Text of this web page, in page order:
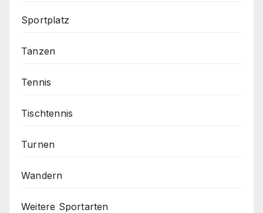
Sportplatz
Tanzen
Tennis
Tischtennis
Turnen
Wandern
Weitere Sportarten